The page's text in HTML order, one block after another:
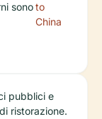
sonoto
China
pubblici e
ristorazione.